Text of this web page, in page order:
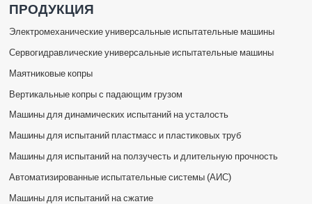
ПРОДУКЦИЯ
Электромеханические универсальные испытательные машины
Сервогидравлические универсальные испытательные машины
Маятниковые копры
Вертикальные копры с падающим грузом
Машины для динамических испытаний на усталость
Машины для испытаний пластмасс и пластиковых труб
Машины для испытаний на ползучесть и длительную прочность
Автоматизированные испытательные системы (АИС)
Машины для испытаний на сжатие